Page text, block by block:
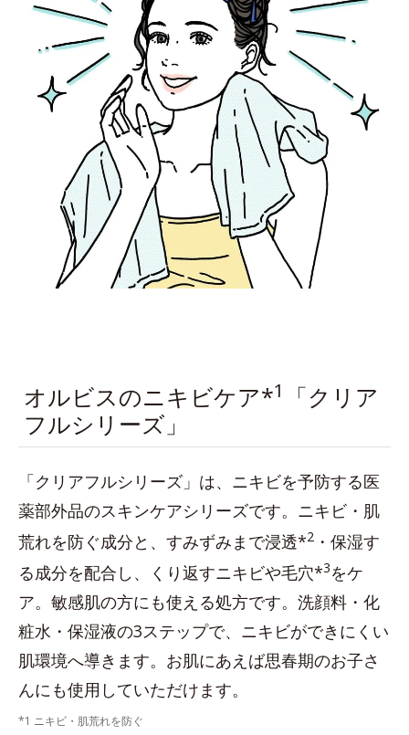
オルビスのニキビケア*1
「クリア
フルシリーズ」
「クリアフルシリーズ」は、ニキビを予防する医
薬部外品のスキンケアシリーズです。ニキビ・肌
荒れを防ぐ成分と、すみずみまで浸透*2 ・保湿す
る成分を配合し、くり返すニキビや毛穴*3をケ
ア。敏感肌の方にも使える処方です。洗顔料・化
粧水・保湿液の3ステップで、ニキビができにくい
肌環境へ導きます。お肌にあえば思春期のお子さ
んにも使用していただけます。
*1 ニキビ・肌荒れを防ぐ